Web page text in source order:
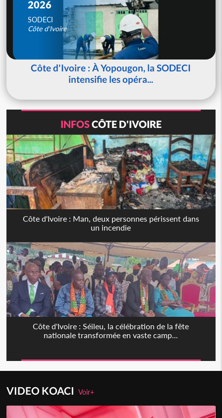
2026
SODECI
Côte d'Ivoire
Côte d'Ivoire : À Yopougon, la SODECI
intensifie les opéra...
INFOSCÔTE D'IVOIRE
Côte d'Ivoire : Man, deux personnes périssent dans
un incendie
Côte d'Ivoire : Séileu, la célébration de la fête
nationale transformée en vaste camp...
VIDEO KOACIVoir+